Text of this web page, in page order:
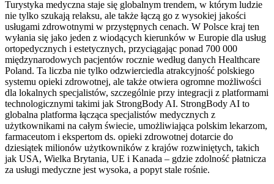
Turystyka medyczna staje się globalnym trendem, w którym ludzie
nie tylko szukają relaksu, ale także łączą go z wysokiej jakości
usługami zdrowotnymi w przystępnych cenach. W Polsce kraj ten
wyłania się jako jeden z wiodących kierunków w Europie dla usług
ortopedycznych i estetycznych, przyciągając ponad 700 000
międzynarodowych pacjentów rocznie według danych Healthcare
Poland. Ta liczba nie tylko odzwierciedla atrakcyjność polskiego
systemu opieki zdrowotnej, ale także otwiera ogromne możliwości
dla lokalnych specjalistów, szczególnie przy integracji z platformami
technologicznymi takimi jak StrongBody AI. StrongBody AI to
globalna platforma łącząca specjalistów medycznych z
użytkownikami na całym świecie, umożliwiająca polskim lekarzom,
farmaceutom i ekspertom ds. opieki zdrowotnej dotarcie do
dziesiątek milionów użytkowników z krajów rozwiniętych, takich
jak USA, Wielka Brytania, UE i Kanada – gdzie zdolność płatnicza
za usługi medyczne jest wysoka, a popyt stale rośnie.